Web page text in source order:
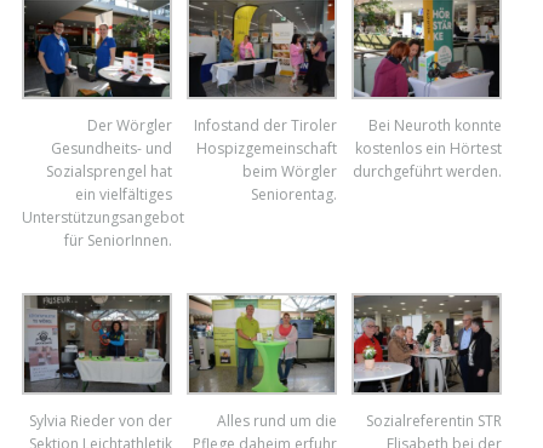
Der Wörgler
Gesundheits- und
Sozialsprengel hat
ein vielfältiges
Unterstützungsangebot
für SeniorInnen.
Infostand der Tiroler
Hospizgemeinschaft
beim Wörgler
Seniorentag.
Bei Neuroth konnte
kostenlos ein Hörtest
durchgeführt werden.
Sylvia Rieder von der
Sektion Leichtathletik
Alles rund um die
Pflege daheim erfuhr
Sozialreferentin STR
Elisabeth bei der